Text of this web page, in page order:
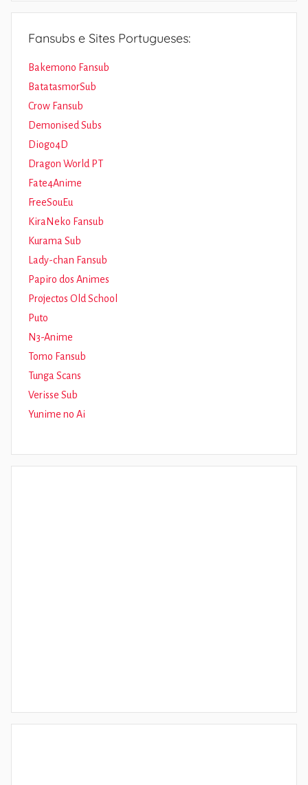
Fansubs e Sites Portugueses:
Bakemono Fansub
BatatasmorSub
Crow Fansub
Demonised Subs
Diogo4D
Dragon World PT
Fate4Anime
FreeSouEu
KiraNeko Fansub
Kurama Sub
Lady-chan Fansub
Papiro dos Animes
Projectos Old School
Puto
N3-Anime
Tomo Fansub
Tunga Scans
Verisse Sub
Yunime no Ai